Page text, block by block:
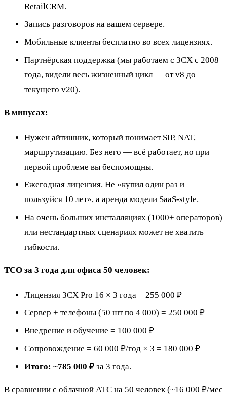
RetailCRM.
Запись разговоров на вашем сервере.
Мобильные клиенты бесплатно во всех лицензиях.
Партнёрская поддержка (мы работаем с 3CX с 2008
года, видели весь жизненный цикл — от v8 до
текущего v20).
В минусах:
Нужен айтишник, который понимает SIP, NAT,
маршрутизацию. Без него — всё работает, но при
первой проблеме вы беспомощны.
Ежегодная лицензия. Не «купил один раз и
пользуйся 10 лет», а аренда модели SaaS-style.
На очень больших инсталляциях (1000+ операторов)
или нестандартных сценариях может не хватить
гибкости.
TCO за 3 года для офиса 50 человек:
Лицензия 3CX Pro 16 × 3 года = 255 000 ₽
Сервер + телефоны (50 шт по 4 000) = 250 000 ₽
Внедрение и обучение = 100 000 ₽
Сопровождение = 60 000 ₽/год × 3 = 180 000 ₽
Итого: ~785 000 ₽ за 3 года.
В сравнении с облачной АТС на 50 человек (~16 000 ₽/мес